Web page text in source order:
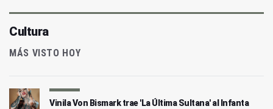
Cultura
MÁS VISTO HOY
Vinila Von Bismark trae 'La Última Sultana' al Infanta